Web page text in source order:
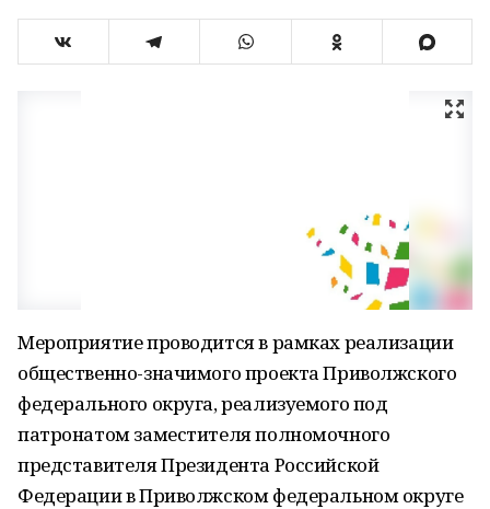
Мероприятие проводится в рамках реализации
общественно-значимого проекта Приволжского
федерального округа, реализуемого под
патронатом заместителя полномочного
представителя Президента Российской
Федерации в Приволжском федеральном округе